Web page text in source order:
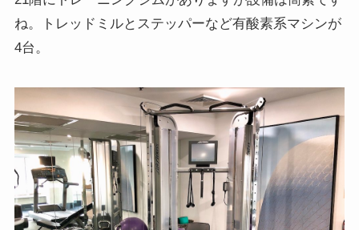
ね。トレッドミルとステッパーなど有酸素系マシンが
4台。